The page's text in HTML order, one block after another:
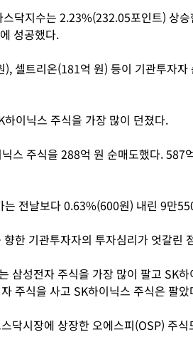
닥지수는 2.23%(232.05포인트) 상
성공했다.
), 셀트리온(181억 원) 등이 기관투자
하이닉스 주식을 가장 많이 던졌다.
스 주식을 288억 원 순매도했다. 587
는 전날보다 0.63%(600원) 내린 9만
한 기관투자자의 투자심리가 엇갈린
삼성전자 주식을 가장 많이 팔고 SK
주식을 사고 SK하이닉스 주식은 팔았
닥시장에 상장한 오에스피(OSP) 주